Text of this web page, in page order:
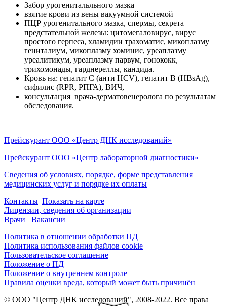
Забор урогенитальльного мазка
взятие крови из вены вакуумной системой
ПЦР урогенитального мазка, спермы, секрета
предстательной железы: цитомегаловирус, вирус
простого герпеса, хламидии трахоматис, микоплазму
гениталиум, микоплазму хоминис, уреаплазму
уреалитикум, уреаплазму парвум, гонококк,
трихомонады, гарднереллы, кандида.
Кровь на: гепатит С (анти HCV), гепатит В (HBsAg),
сифилис (RPR, РПГА), ВИЧ,
консультация врача-дерматовенеролога по результатам
обследования.
Прейскурант ООО «Центр ДНК исследований»
Прейскурант ООО «Центр лабораторной диагностики»
Сведения об условиях, порядке, форме представления
медицинских услуг и порядке их оплаты
Контакты Показать на карте
Лицензии, сведения об организации
Врачи
Вакансии
Политика в отношении обработки ПД
Политика использования файлов cookie
Пользовательское соглашение
Положение о ПД
Положение о внутреннем контроле
Правила оценки вреда, который может быть причинён
© ООО "Центр ДНК исследований", 2008-2022. Все права